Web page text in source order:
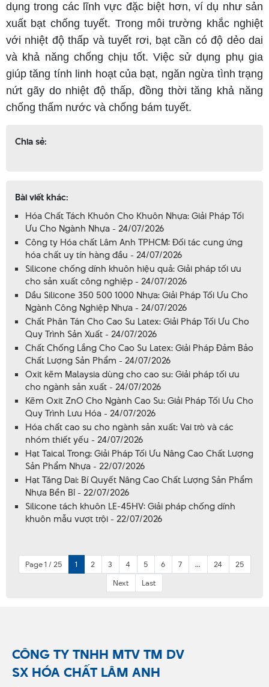
dụng trong các lĩnh vực đặc biệt hơn, ví dụ như sản
xuất bạt chống tuyết. Trong môi trường khắc nghiệt
với nhiệt độ thấp và tuyết rơi, bạt cần có độ dẻo dai
và khả năng chống chịu tốt. Việc sử dụng phụ gia
giúp tăng tính linh hoạt của bạt, ngăn ngừa tình trạng
nứt gãy do nhiệt độ thấp, đồng thời tăng khả năng
chống thấm nước và chống bám tuyết.
Chia sẻ:
Bài viết khác:
Hóa Chất Tách Khuôn Cho Khuôn Nhựa: Giải Pháp Tối
Ưu Cho Ngành Nhựa - 24/07/2026
Công ty Hóa chất Lâm Anh TPHCM: Đối tác cung ứng
hóa chất uy tín hàng đầu - 24/07/2026
Silicone chống dính khuôn hiệu quả: Giải pháp tối ưu
cho sản xuất công nghiệp - 24/07/2026
Dầu Silicone 350 500 1000 Nhựa: Giải Pháp Tối Ưu Cho
Ngành Công Nghiệp Nhựa - 24/07/2026
Chất Phân Tán Cho Cao Su Latex: Giải Pháp Tối Ưu Cho
Quy Trình Sản Xuất - 24/07/2026
Chất Chống Lắng Cho Cao Su Latex: Giải Pháp Đảm Bảo
Chất Lượng Sản Phẩm - 24/07/2026
Oxit kẽm Malaysia dùng cho cao su: Giải pháp tối ưu
cho ngành sản xuất - 24/07/2026
Kẽm Oxit ZnO Cho Ngành Cao Su: Giải Pháp Tối Ưu Cho
Quy Trình Lưu Hóa - 24/07/2026
Hóa chất cao su cho ngành sản xuất: Vai trò và các
nhóm thiết yếu - 24/07/2026
Hạt Taical Trong: Giải Pháp Tối Ưu Nâng Cao Chất Lượng
Sản Phẩm Nhựa - 22/07/2026
Hạt Tăng Dai: Bí Quyết Nâng Cao Chất Lượng Sản Phẩm
Nhựa Bền Bỉ - 22/07/2026
Silicone tách khuôn LE-45HV: Giải pháp chống dính
khuôn mẫu vượt trội - 22/07/2026
Page 1 / 25 1 2 3 4 5 6 7 ... 24
25
Next
Last
CÔNG TY TNHH MTV TM DV
SX HÓA CHẤT LÂM ANH